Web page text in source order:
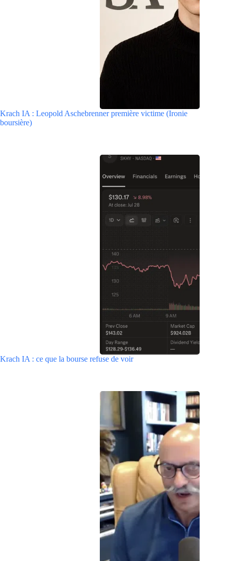
Krach IA : Leopold Aschebrenner première victime (Ironie
boursière)
Krach IA : ce que la bourse refuse de voir